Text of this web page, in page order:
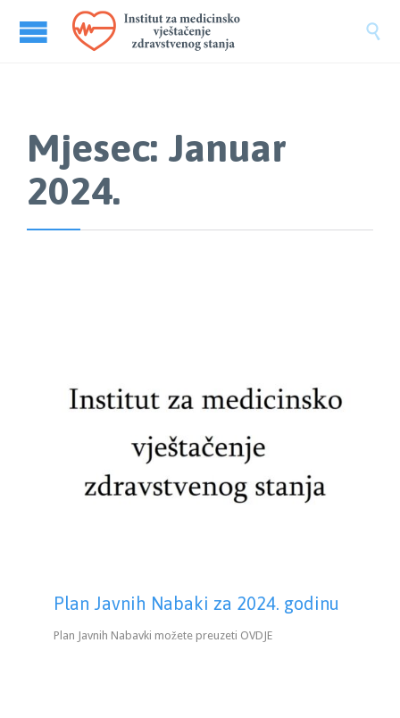

Mjesec: Januar
2024.
Plan Javnih Nabaki za 2024. godinu
Plan Javnih Nabavki možete preuzeti OVDJE